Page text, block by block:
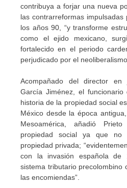
contribuya a forjar una nueva
las contrarreformas
los años 90, “y transforme
como el ejido mexicano,
fortalecido en el periodo
perjudicado por el
Acompañado del director
García Jiménez, el
historia de la propiedad social
México desde la época
Mesoamérica, añadió
propiedad social ya que no
propiedad privada;
con la invasión española
sistema tributario precolombino
las encomiendas”.